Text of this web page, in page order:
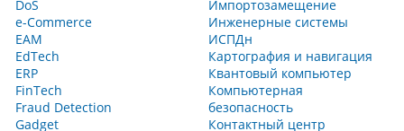
DoS
e-Commerce
EAM
EdTech
ERP
FinTech
Fraud Detection
Gadget
Импортозамещение
Инженерные системы
ИСПДн
Картография и навигация
Квантовый компьютер
Компьютерная
безопасность
Контактный центр